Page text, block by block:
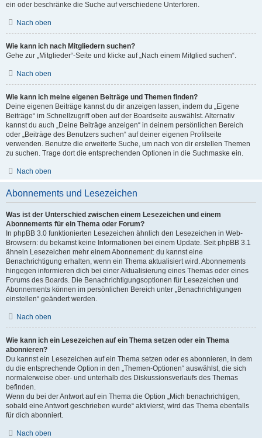
ein oder beschränke die Suche auf verschiedene Unterforen.
Nach oben
Wie kann ich nach Mitgliedern suchen?
Gehe zur „Mitglieder“-Seite und klicke auf „Nach einem Mitglied suchen“.
Nach oben
Wie kann ich meine eigenen Beiträge und Themen finden?
Deine eigenen Beiträge kannst du dir anzeigen lassen, indem du „Eigene
Beiträge“ im Schnellzugriff oben auf der Boardseite auswählst. Alternativ
kannst du auch „Deine Beiträge anzeigen“ in deinem persönlichen Bereich
oder „Beiträge des Benutzers suchen“ auf deiner eigenen Profilseite
verwenden. Benutze die erweiterte Suche, um nach von dir erstellen Themen
zu suchen. Trage dort die entsprechenden Optionen in die Suchmaske ein.
Nach oben
Abonnements und Lesezeichen
Was ist der Unterschied zwischen einem Lesezeichen und einem
Abonnements für ein Thema oder Forum?
In phpBB 3.0 funktionierten Lesezeichen ähnlich den Lesezeichen in Web-
Browsern: du bekamst keine Informationen bei einem Update. Seit phpBB 3.1
ähneln Lesezeichen mehr einem Abonnement: du kannst eine
Benachrichtigung erhalten, wenn ein Thema aktualisiert wird. Abonnements
hingegen informieren dich bei einer Aktualisierung eines Themas oder eines
Forums des Boards. Die Benachrichtigungsoptionen für Lesezeichen und
Abonnements können im persönlichen Bereich unter „Benachrichtigungen
einstellen“ geändert werden.
Nach oben
Wie kann ich ein Lesezeichen auf ein Thema setzen oder ein Thema
abonnieren?
Du kannst ein Lesezeichen auf ein Thema setzen oder es abonnieren, in dem
du die entsprechende Option in den „Themen-Optionen“ auswählst, die sich
normalerweise ober- und unterhalb des Diskussionsverlaufs des Themas
befinden.
Wenn du bei der Antwort auf ein Thema die Option „Mich benachrichtigen,
sobald eine Antwort geschrieben wurde“ aktivierst, wird das Thema ebenfalls
für dich abonniert.
Nach oben